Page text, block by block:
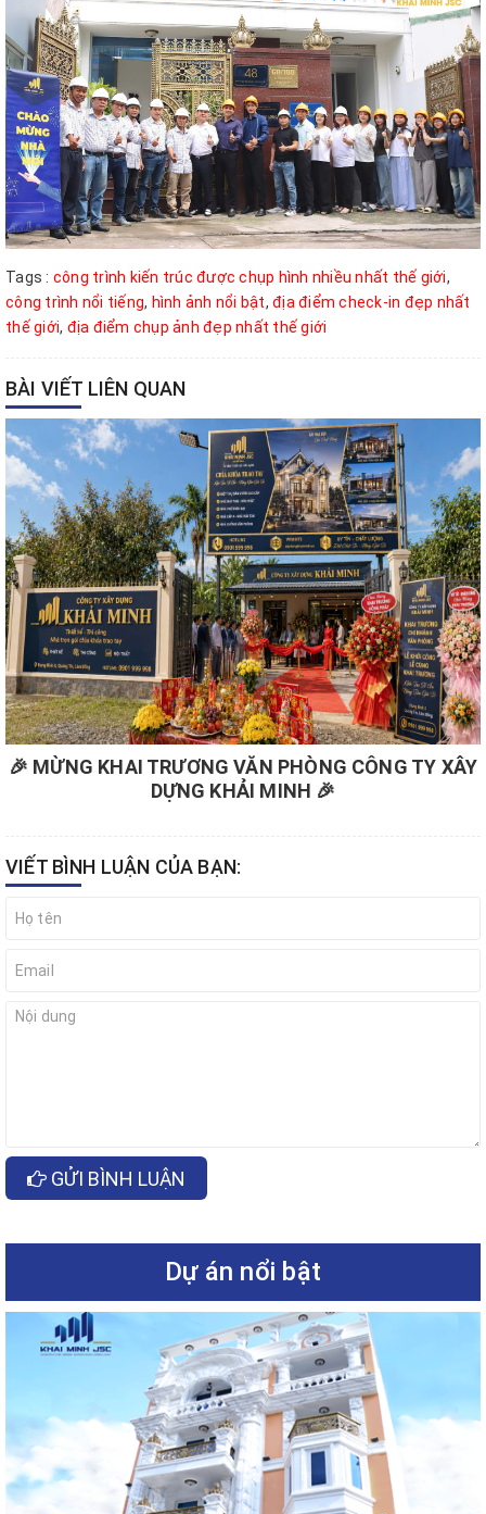
Tags : công trình kiến trúc được chụp hình nhiều nhất thế giới,
công trình nổi tiếng, hình ảnh nổi bật, địa điểm check-in đẹp nhất
thế giới, địa điểm chụp ảnh đẹp nhất thế giới
BÀI VIẾT LIÊN QUAN
🎉 MỪNG KHAI TRƯƠNG VĂN PHÒNG CÔNG TY XÂY
DỰNG KHẢI MINH 🎉
VIẾT BÌNH LUẬN CỦA BẠN:
GỬI BÌNH LUẬN
Dự án nổi bật